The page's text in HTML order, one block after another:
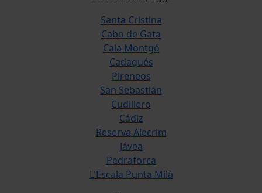
Santa Cristina
Cabo de Gata
Cala Montgó
Cadaqués
Pireneos
San Sebastián
Cudillero
Cádiz
Reserva Alecrim
Jávea
Pedraforca
L'Escala Punta Milà